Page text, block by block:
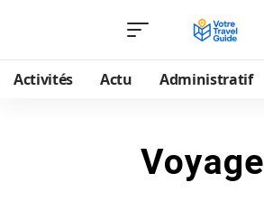
Activités Actu Administratif
Voyage